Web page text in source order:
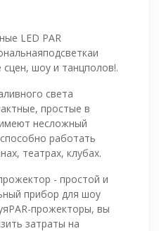
LED PAR
шоу и танцполов!.
света
простые в
несложный
работать
театрах, клубах.
- простой и
прибор для шоу
прожекторы, вы
затраты на